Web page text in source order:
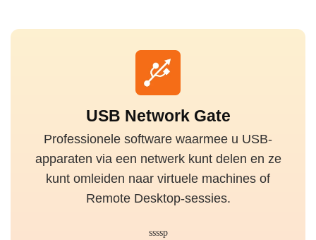
USB Network Gate
Professionele software waarmee u USB-
apparaten via een netwerk kunt delen en ze
kunt omleiden naar virtuele machines of
Remote Desktop-sessies.